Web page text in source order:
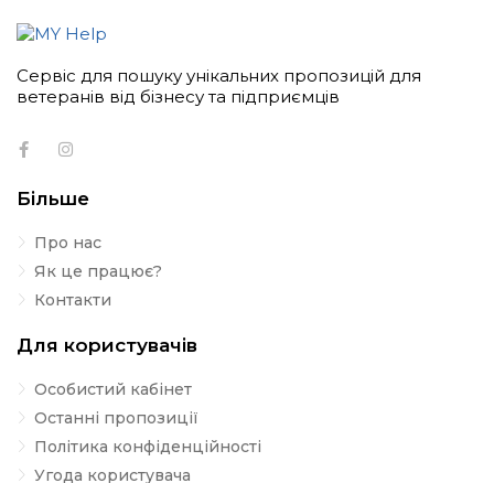
Сервіс для пошуку унікальних пропозицій для
ветеранів від бізнесу та підприємців
Більше
Про нас
Як це працює?
Контакти
Для користувачів
Особистий кабінет
Останні пропозиції
Політика конфіденційності
Угода користувача